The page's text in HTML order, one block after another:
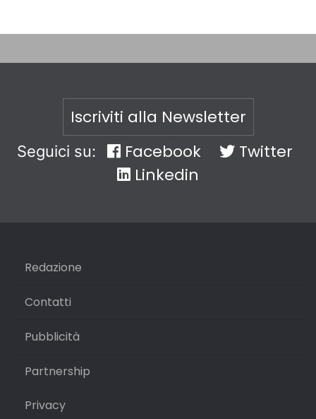
Iscriviti alla Newsletter
Seguici su: Facebook
Twitter
Linkedin
Redazione
Contatti
Pubblicità
Partnership
Privacy